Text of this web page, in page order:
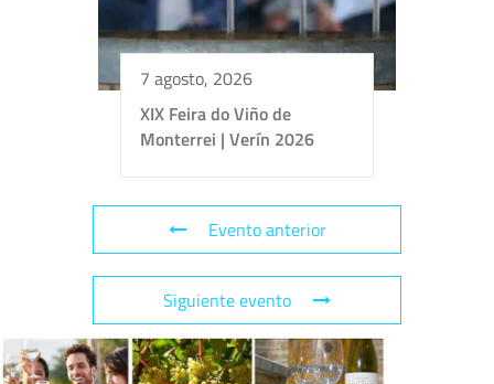
7 agosto, 2026
XIX Feira do Viño de
Monterrei | Verín 2026
Evento anterior
Siguiente evento